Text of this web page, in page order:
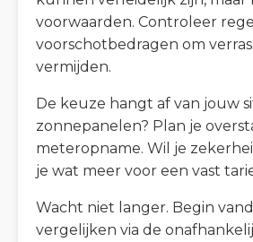
voorwaarden. Controleer
voorschotbedragen om
vermijden.
De keuze hangt af van jouw
zonnepanelen? Plan je
meteropname. Wil je
je wat meer voor een vast
Wacht niet langer. Begin
vergelijken via de